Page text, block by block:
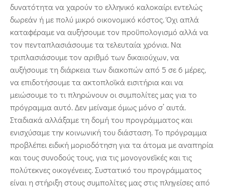
δυνατότητα να χαρούν το ελληνικό καλοκαίρι εντελώς
δωρεάν ή με πολύ μικρό οικονομικό κόστος. Όχι απλά
καταφέραμε να αυξήσουμε τον προϋπολογισμό αλλά να
τον πενταπλασιάσουμε τα τελευταία χρόνια. Να
τριπλασιάσουμε τον αριθμό των δικαιούχων, να
αυξήσουμε τη διάρκεια των διακοπών από 5 σε 6 μέρες,
να επιδοτήσουμε τα ακτοπλοϊκά εισιτήρια και να
μειώσουμε το τι πληρώνουν οι συμπολίτες μας για το
πρόγραμμα αυτό. Δεν μείναμε όμως μόνο σ’ αυτά.
Σταδιακά αλλάξαμε τη δομή του προγράμματος και
ενισχύσαμε την κοινωνική του διάσταση. Το πρόγραμμα
προβλέπει ειδική μοριοδότηση για τα άτομα με αναπηρία
και τους συνοδούς τους, για τις μονογονεϊκές και τις
πολύτεκνες οικογένειες. Συστατικό του προγράμματος
είναι η στήριξη στους συμπολίτες μας στις πληγείσες από